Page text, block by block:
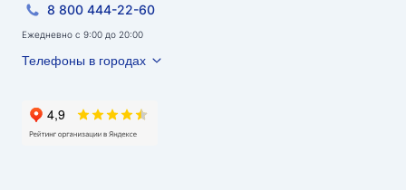
8 800 444-22-60
Ежедневно с 9:00 до 20:00
Телефоны в городах